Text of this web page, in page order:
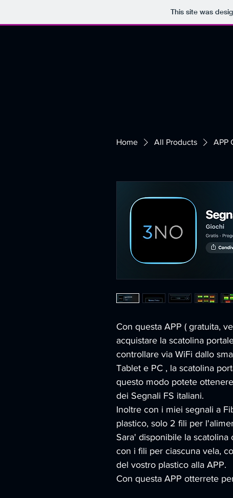
This site was
Home All Products APP
Con questa APP ( gratuita,
acquistare la scatolina
controllare via WiFi dallo
Tablet e PC , la scatolina
questo modo potete
dei Segnali FS italiani.
Inoltre con i miei segnali a
plastico, solo 2 fili per
Sara' disponibile la scatolina
con i fili per ciascuna vela,
del vostro plastico alla APP.
Con questa APP otterrete